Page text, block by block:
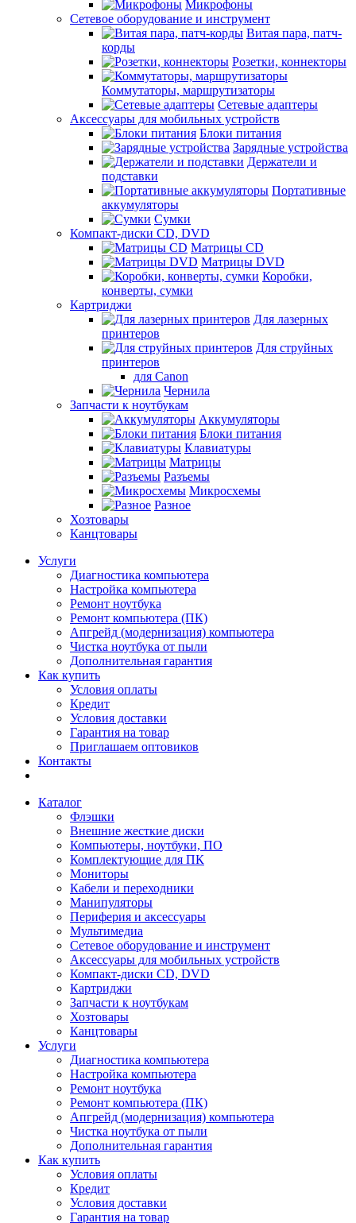
Микрофоны
Сетевое оборудование и инструмент
Витая пара, патч-
корды
Розетки, коннекторы
Коммутаторы, маршрутизаторы
Сетевые адаптеры
Аксессуары для мобильных устройств
Блоки питания
Зарядные устройства
Держатели и
подставки
Портативные
аккумуляторы
Сумки
Компакт-диски CD, DVD
Матрицы CD
Матрицы DVD
Коробки,
конверты, сумки
Картриджи
Для лазерных
принтеров
Для струйных
принтеров
для Canon
Чернила
Запчасти к ноутбукам
Аккумуляторы
Блоки питания
Клавиатуры
Матрицы
Разъемы
Микросхемы
Разное
Хозтовары
Канцтовары
Услуги
Диагностика компьютера
Настройка компьютера
Ремонт ноутбука
Ремонт компьютера (ПК)
Апгрейд (модернизация) компьютера
Чистка ноутбука от пыли
Дополнительная гарантия
Как купить
Условия оплаты
Кредит
Условия доставки
Гарантия на товар
Приглашаем оптовиков
Контакты
Каталог
Флэшки
Внешние жесткие диски
Компьютеры, ноутбуки, ПО
Комплектующие для ПК
Мониторы
Кабели и переходники
Манипуляторы
Периферия и аксессуары
Мультимедиа
Сетевое оборудование и инструмент
Аксессуары для мобильных устройств
Компакт-диски CD, DVD
Картриджи
Запчасти к ноутбукам
Хозтовары
Канцтовары
Услуги
Диагностика компьютера
Настройка компьютера
Ремонт ноутбука
Ремонт компьютера (ПК)
Апгрейд (модернизация) компьютера
Чистка ноутбука от пыли
Дополнительная гарантия
Как купить
Условия оплаты
Кредит
Условия доставки
Гарантия на товар